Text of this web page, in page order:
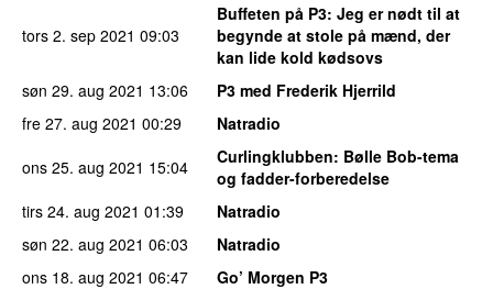
tors 2. sep 2021 09:03
Buffeten på P3: Jeg er nødt til at
begynde at stole på mænd, der
kan lide kold kødsovs
søn 29. aug 2021 13:06
P3 med Frederik Hjerrild
fre 27. aug 2021 00:29
Natradio
ons 25. aug 2021 15:04 Curlingklubben: Bølle Bob-tema
og fadder-forberedelse
tirs 24. aug 2021 01:39
Natradio
søn 22. aug 2021 06:03
Natradio
ons 18. aug 2021 06:47
Go’ Morgen P3